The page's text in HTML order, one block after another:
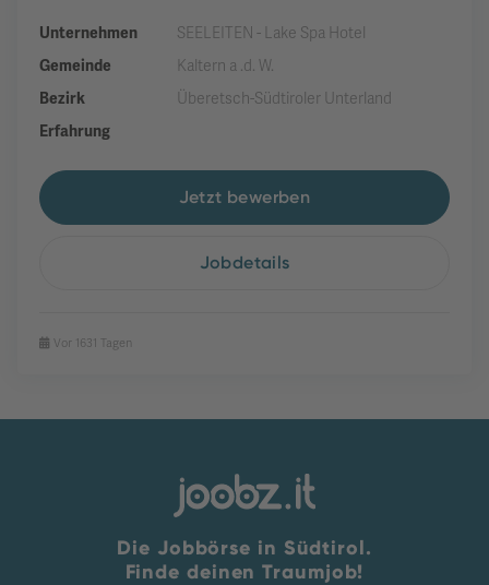
Unternehmen
SEELEITEN - Lake Spa Hotel
Gemeinde
Kaltern a .d. W.
Bezirk
Überetsch-Südtiroler Unterland
Erfahrung
Jetzt bewerben
Jobdetails
Vor 1631 Tagen
Die Jobbörse in Südtirol.
Finde deinen Traumjob!